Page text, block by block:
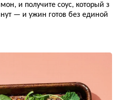
и получите соус, который з
— и ужин готов без единой